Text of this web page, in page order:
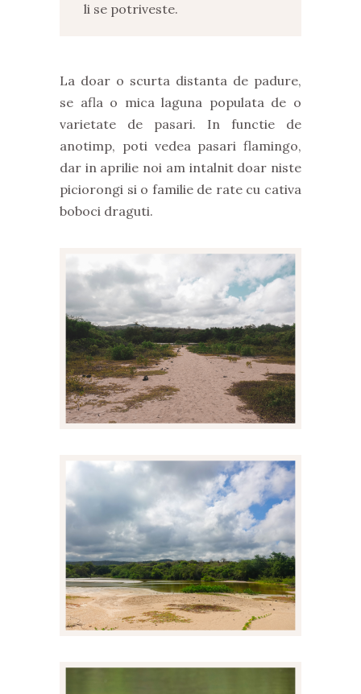
li se potriveste.
La doar o scurta distanta de padure,
se afla o mica laguna populata de o
varietate de pasari. In functie de
anotimp, poti vedea pasari flamingo,
dar in aprilie noi am intalnit doar niste
piciorongi si o familie de rate cu cativa
boboci draguti.